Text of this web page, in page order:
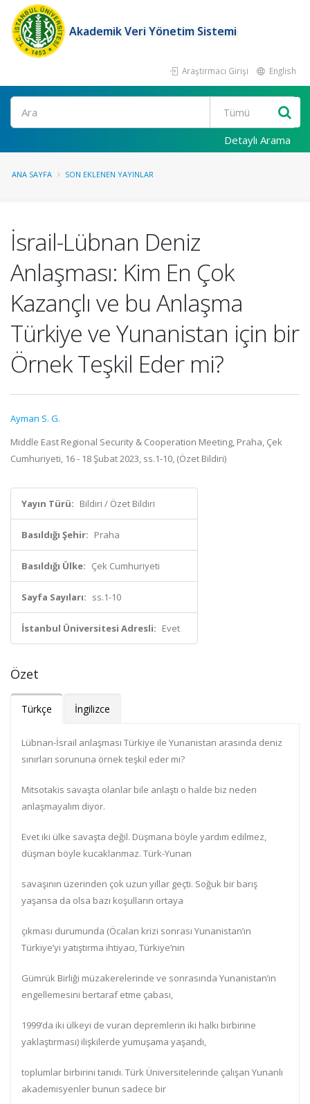
Akademik Veri Yönetim Sistemi
Araştırmacı Girişi English
Ara
Detaylı Arama
ANA SAYFA SON EKLENEN YAYINLAR
İsrail-Lübnan Deniz
Anlaşması: Kim En Çok
Kazançlı ve bu Anlaşma
Türkiye ve Yunanistan için bir
Örnek Teşkil Eder mi?
Ayman S. G.
Middle East Regional Security & Cooperation Meeting, Praha, Çek
Cumhuriyeti, 16 - 18 Şubat 2023, ss.1-10, (Özet Bildiri)
Yayın Türü: Bildiri / Özet Bildiri
Basıldığı Şehir: Praha
Basıldığı Ülke: Çek Cumhuriyeti
Sayfa Sayıları: ss.1-10
İstanbul Üniversitesi Adresli: Evet
Özet
Türkçe İngilizce
Lübnan-İsrail anlaşması Türkiye ile Yunanistan arasında deniz
sınırları sorununa örnek teşkil eder mi?
Mitsotakis savaşta olanlar bile anlaştı o halde biz neden
anlaşmayalım diyor.
Evet iki ülke savaşta değil. Düşmana böyle yardım edilmez,
düşman böyle kucaklanmaz. Türk-Yunan
savaşının üzerinden çok uzun yıllar geçti. Soğuk bir barış
yaşansa da olsa bazı koşulların ortaya
çıkması durumunda (Öcalan krizi sonrası Yunanistan’ın
Türkiye’yi yatıştırma ihtiyacı, Türkiye’nin
Gümrük Birliği müzakerelerinde ve sonrasında Yunanistan’ın
engellemesini bertaraf etme çabası,
1999’da iki ülkeyi de vuran depremlerin iki halkı birbirine
yaklaştırması) ilişkilerde yumuşama yaşandı,
toplumlar birbirini tanıdı. Türk Üniversitelerinde çalışan Yunanlı
akademisyenler bunun sadece bir